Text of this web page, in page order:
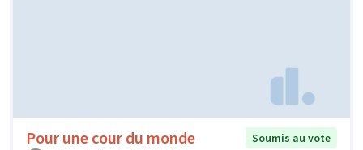
Pour une cour du monde
Soumis au vote